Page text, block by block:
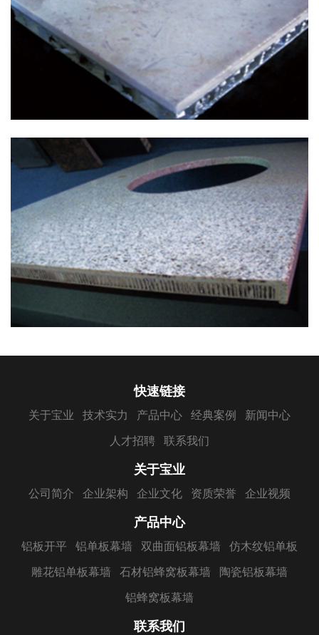
快速链接
关于宝业 技术实力 产品中心 经典案例 新闻中心
人才招聘 联系我们
关于宝业
公司简介 企业架构 企业文化 资质荣誉 企业视频
产品中心
铝板开平 铝单板幕墙 双曲面铝板幕墙 仿木纹铝单板
雕花铝单板幕墙 石材铝蜂窝板幕墙 陶瓷铝板幕墙
铝蜂窝板幕墙
联系我们